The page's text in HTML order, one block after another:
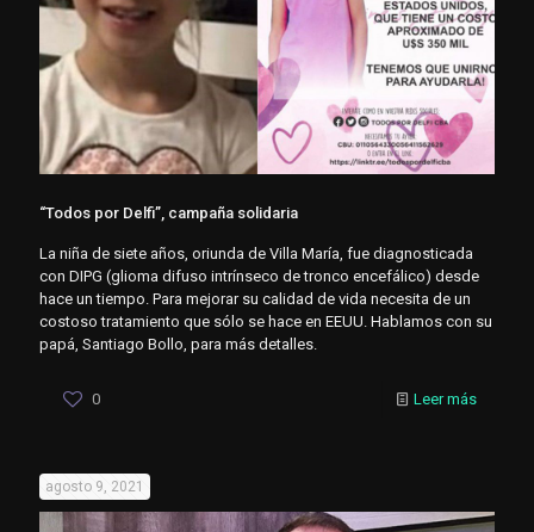
“Todos por Delfi”, campaña solidaria
La niña de siete años, oriunda de Villa María, fue diagnosticada
con DIPG (glioma difuso intrínseco de tronco encefálico) desde
hace un tiempo. Para mejorar su calidad de vida necesita de un
costoso tratamiento que sólo se hace en EEUU. Hablamos con su
papá, Santiago Bollo, para más detalles.
0 Leer más
agosto 9, 2021